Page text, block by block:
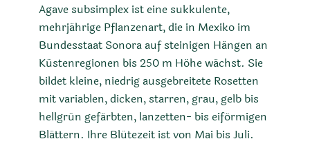
Agave subsimplex ist eine sukkulente,
mehrjährige Pflanzenart, die in Mexiko im
Bundesstaat Sonora auf steinigen Hängen an
Küstenregionen bis 250 m Höhe wächst. Sie
bildet kleine, niedrig ausgebreitete Rosetten
mit variablen, dicken, starren, grau, gelb bis
hellgrün gefärbten, lanzetten- bis eiförmigen
Blättern. Ihre Blütezeit ist von Mai bis Juli.